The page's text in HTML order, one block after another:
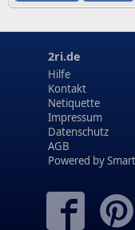
2ri.de
Hilfe
Kontakt
Netiquette
Impressum
Datenschutz
AGB
Powered by